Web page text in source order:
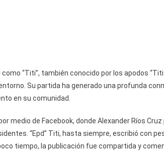
“Titi”, también conocido por los apodos “Titi
Su partida ha generado una profunda
en su comunidad.
medio de Facebook, donde Alexander Ríos
“Epd” Titi, hasta siempre, escribió con
tiempo, la publicación fue compartida y